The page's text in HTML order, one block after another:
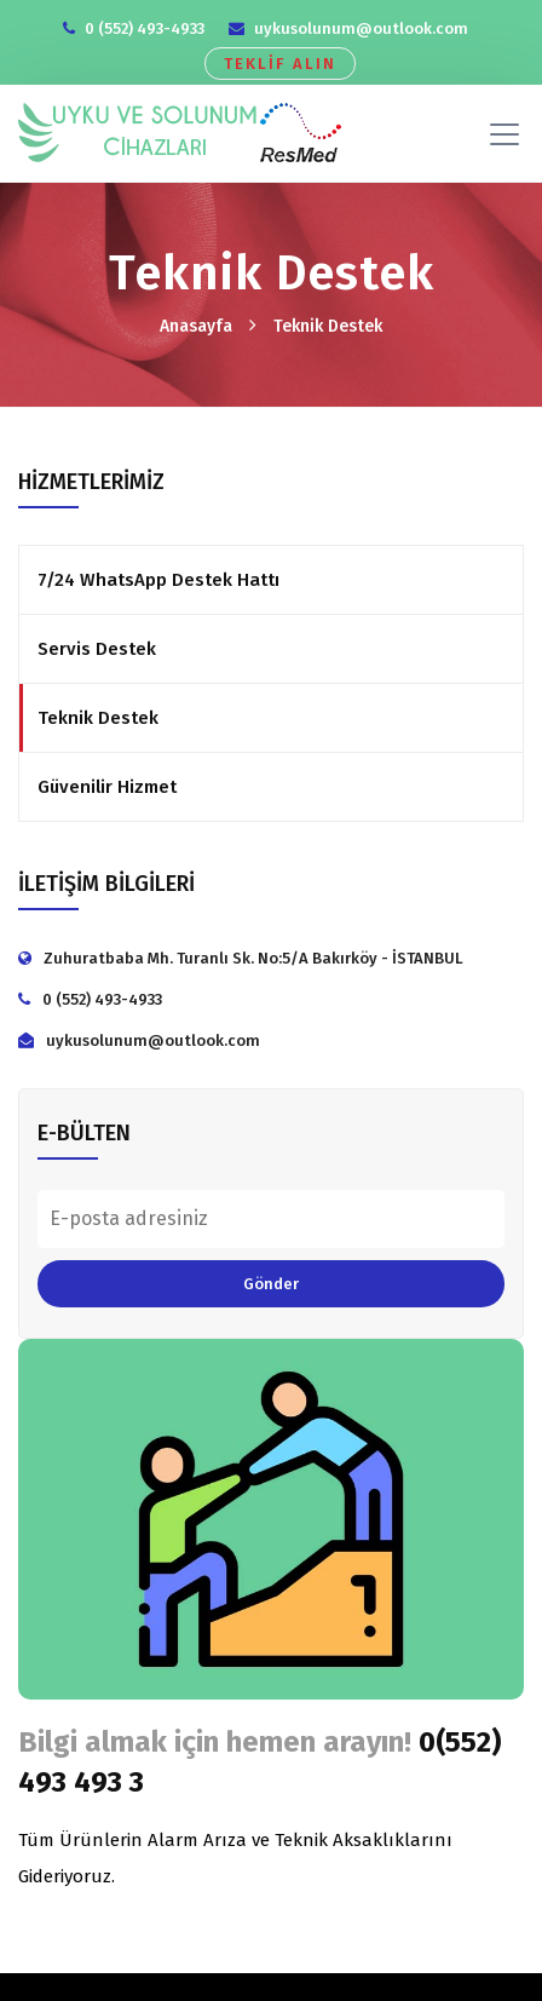
0 (552) 493-4933
uykusolunum@outlook.com
TEKLİF ALIN
Teknik Destek
Anasayfa Teknik Destek
HİZMETLERİMİZ
7/24 WhatsApp Destek Hattı
Servis Destek
Teknik Destek
Güvenilir Hizmet
İLETİŞİM BİLGİLERİ
Zuhuratbaba Mh. Turanlı Sk. No:5/A Bakırköy - İSTANBUL
0 (552) 493-4933
uykusolunum@outlook.com
E-BÜLTEN
Gönder
Bilgi almak için hemen arayın! 0(552)
493 493 3
Tüm Ürünlerin Alarm Arıza ve Teknik Aksaklıklarını
Gideriyoruz.